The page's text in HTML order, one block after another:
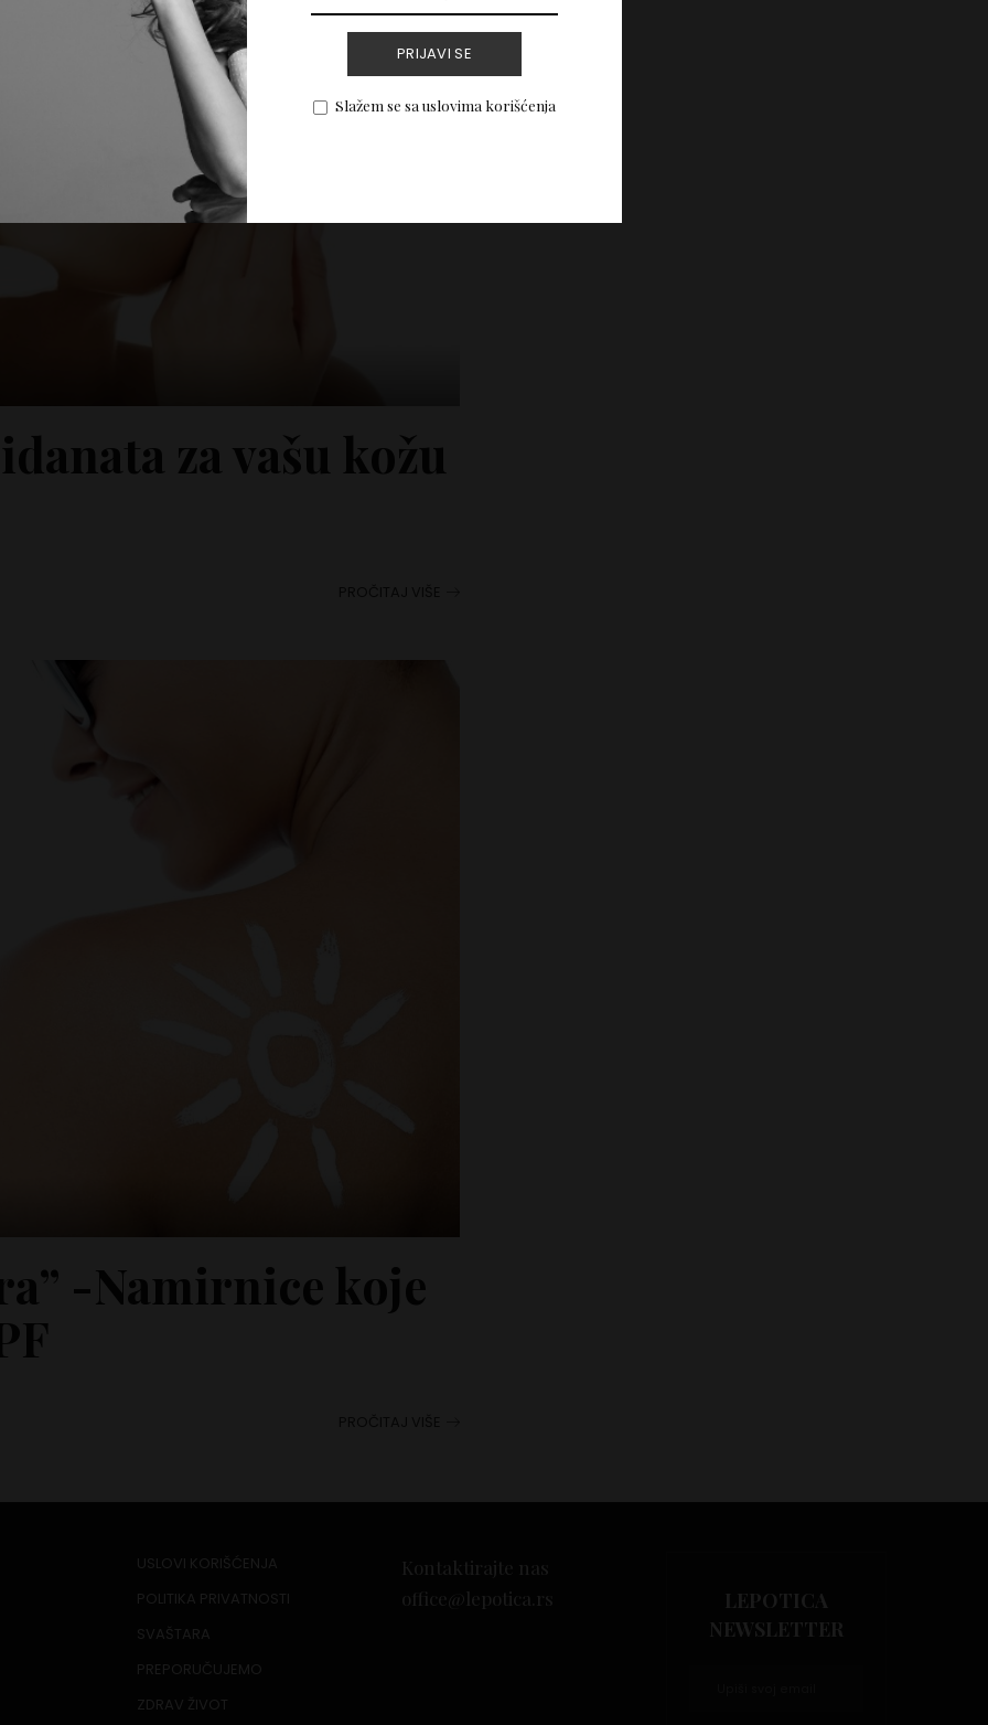
PRIJAVI SE
Slažem se sa uslovima korišćenja
za vašu kožu
-Namirnice koje
USLOVI KORIŠĆENJA
POLITIKA PRIVATNOSTI
SVAŠTARA
PREPORUČUJEMO
ZDRAV ŽIVOT
Kontaktirajte nas
office@lepotica.rs
LEPOTICA
NEWSLETTER